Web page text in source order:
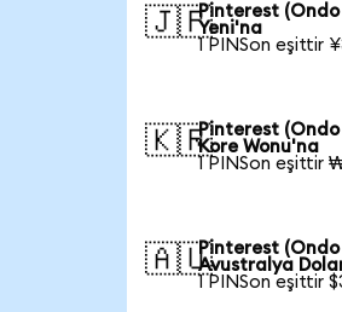
🇯🇵Pinterest
Yeni'na
1 PINSon eşittir
🇰🇷Pinterest
Kore Wonu'na
1 PINSon eşittir
🇦🇺Pinterest
Avustralya
1 PINSon eşittir